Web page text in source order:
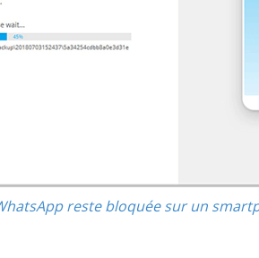
reste bloquée sur un